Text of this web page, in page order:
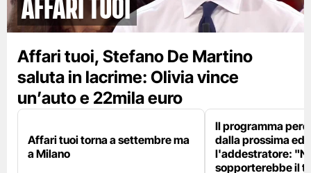
Affari tuoi, Stefano De Martino
saluta in lacrime: Olivia vince
un’auto e 22mila euro
Affari tuoi torna a settembre ma
a Milano
Il programma
dalla prossima
l'addestratore:
sopporterebbe il